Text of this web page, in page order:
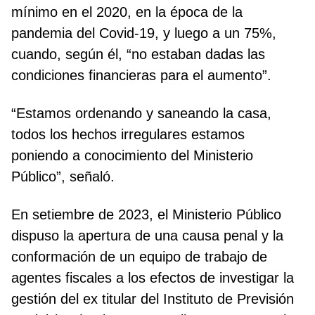
mínimo en el 2020, en la época de la
pandemia del Covid-19, y luego a un 75%,
cuando, según él, “no estaban dadas las
condiciones financieras para el aumento”.
“Estamos ordenando y saneando la casa,
todos los hechos irregulares estamos
poniendo a conocimiento del Ministerio
Público”, señaló.
En setiembre de 2023, el Ministerio Público
dispuso la apertura de una causa penal y la
conformación de un equipo de trabajo de
agentes fiscales a los efectos de investigar la
gestión del ex titular del Instituto de Previsión